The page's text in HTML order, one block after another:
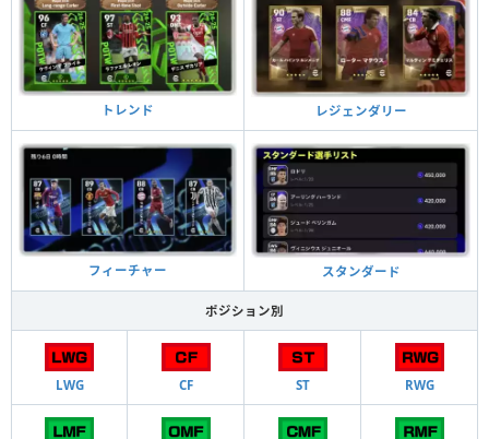
トレンド レジェンダリー
フィーチャー スタンダード
ポジション別
LWG CF ST RWG